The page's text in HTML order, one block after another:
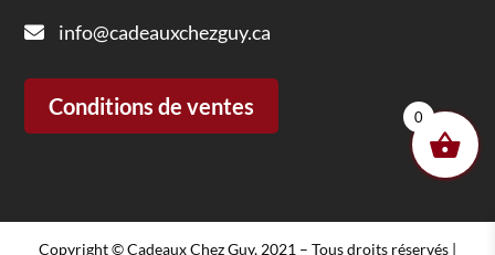
info@cadeauxchezguy.ca
Conditions de ventes
Copyright © Cadeaux Chez Guy, 2021 – Tous droits réservés |
0